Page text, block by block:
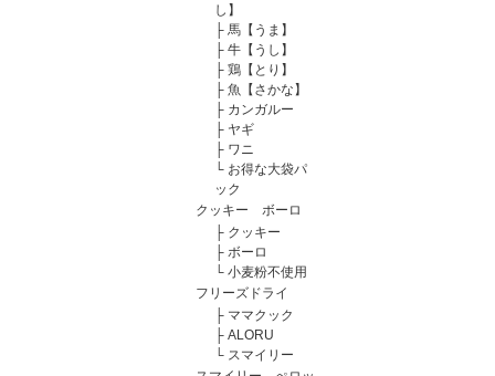
し】
├ 馬【うま】
├ 牛【うし】
├ 鶏【とり】
├ 魚【さかな】
├ カンガルー
├ ヤギ
├ ワニ
└ お得な大袋パ
ック
クッキー ボーロ
├ クッキー
├ ボーロ
└ 小麦粉不使用
フリーズドライ
├ ママクック
├ ALORU
└ スマイリー